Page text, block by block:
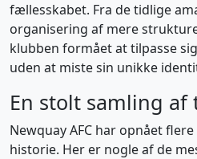
fællesskabet. Fra de tidlige
organisering af mere
klubben formået at tilpasse
uden at miste sin unikke
En stolt samling af
Newquay AFC har opnået
historie. Her er nogle af de